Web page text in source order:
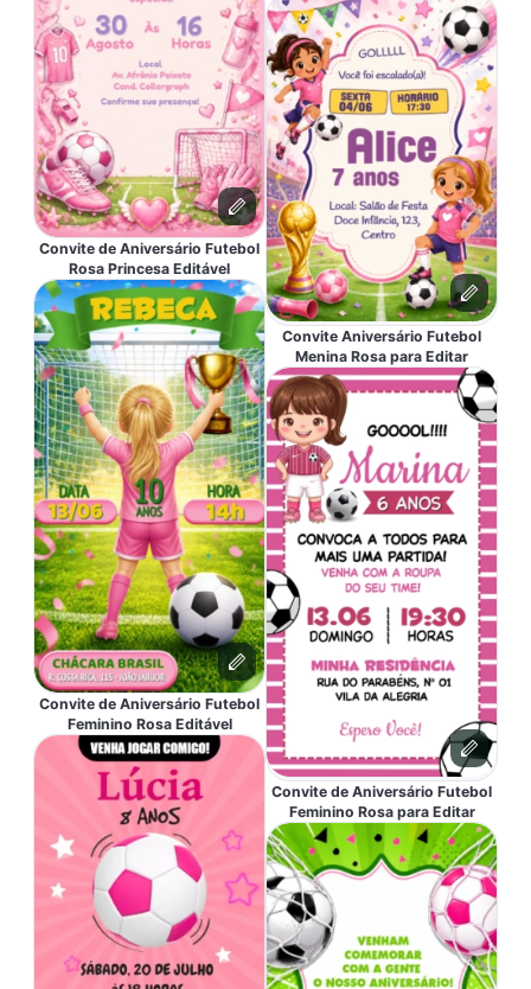
Convite de Aniversário Futebol
Rosa Princesa Editável
Convite de Aniversário Futebol
Feminino Rosa Editável
Convite Aniversário Futebol
Menina Rosa para Editar
Convite de Aniversário Futebol
Feminino Rosa para Editar